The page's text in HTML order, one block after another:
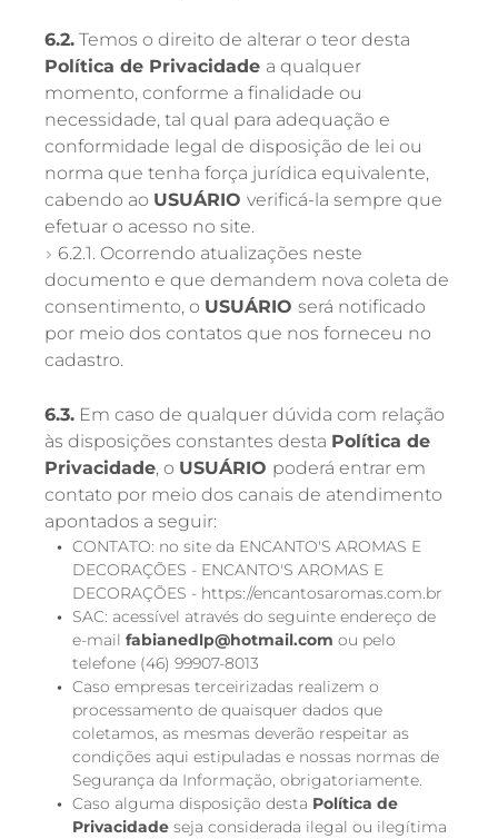
6.2. Temos o direito de alterar o teor desta
Política de Privacidade a qualquer
momento, conforme a finalidade ou
necessidade, tal qual para adequação e
conformidade legal de disposição de lei ou
norma que tenha força jurídica equivalente,
cabendo ao USUÁRIO verificá-la sempre que
efetuar o acesso no site.
6.2.1. Ocorrendo atualizações neste
documento e que demandem nova coleta de
consentimento, o USUÁRIO será notificado
por meio dos contatos que nos forneceu no
cadastro.
6.3. Em caso de qualquer dúvida com relação
às disposições constantes desta Política de
Privacidade, o USUÁRIO poderá entrar em
contato por meio dos canais de atendimento
apontados a seguir:
CONTATO: no site da ENCANTO'S AROMAS E
DECORAÇÕES - ENCANTO'S AROMAS E
DECORAÇÕES - https://encantosaromas.com.br
SAC: acessível através do seguinte endereço de
e-mail fabianedlp@hotmail.com ou pelo
telefone (46) 99907-8013
Caso empresas terceirizadas realizem o
processamento de quaisquer dados que
coletamos, as mesmas deverão respeitar as
condições aqui estipuladas e nossas normas de
Segurança da Informação, obrigatoriamente.
Caso alguma disposição desta Política de
Privacidade seja considerada ilegal ou ilegítima